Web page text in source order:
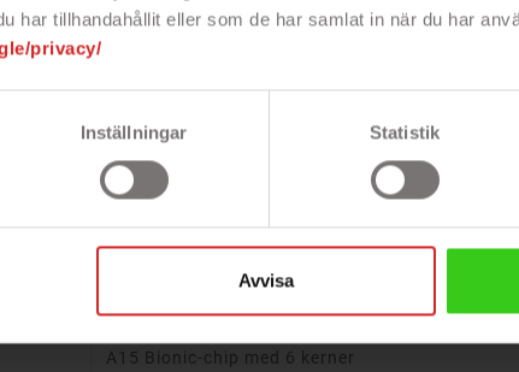
har tillhandahållit eller som de har samlat in när du har
privacy/
Inställningar Statistik
Avvisa
specifikke
A15 Bionic-chip med 6 kerner